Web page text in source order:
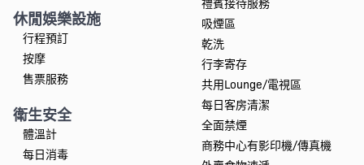
休閒娛樂設施
行程預訂
按摩
售票服務
衛生安全
體溫計
每日消毒
吸煙區
乾洗
行李寄存
共用Lounge/電視區
每日客房清潔
全面禁煙
商務中心有影印機/傳真機